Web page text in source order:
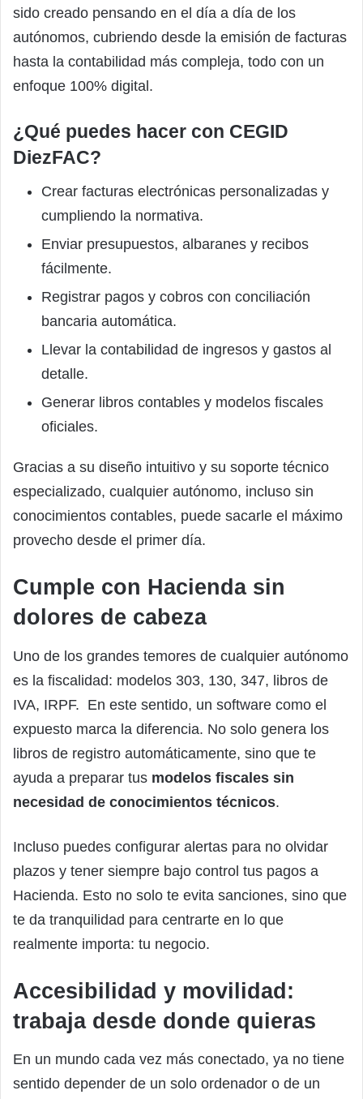
sido creado pensando en el día a día de los
autónomos, cubriendo desde la emisión de facturas
hasta la contabilidad más compleja, todo con un
enfoque 100% digital.
¿Qué puedes hacer con CEGID
DiezFAC?
Crear facturas electrónicas personalizadas y
cumpliendo la normativa.
Enviar presupuestos, albaranes y recibos
fácilmente.
Registrar pagos y cobros con conciliación
bancaria automática.
Llevar la contabilidad de ingresos y gastos al
detalle.
Generar libros contables y modelos fiscales
oficiales.
Gracias a su diseño intuitivo y su soporte técnico
especializado, cualquier autónomo, incluso sin
conocimientos contables, puede sacarle el máximo
provecho desde el primer día.
Cumple con Hacienda sin
dolores de cabeza
Uno de los grandes temores de cualquier autónomo
es la fiscalidad: modelos 303, 130, 347, libros de
IVA, IRPF. En este sentido, un software como el
expuesto marca la diferencia. No solo genera los
libros de registro automáticamente, sino que te
ayuda a preparar tus modelos fiscales sin
necesidad de conocimientos técnicos.
Incluso puedes configurar alertas para no olvidar
plazos y tener siempre bajo control tus pagos a
Hacienda. Esto no solo te evita sanciones, sino que
te da tranquilidad para centrarte en lo que
realmente importa: tu negocio.
Accesibilidad y movilidad:
trabaja desde donde quieras
En un mundo cada vez más conectado, ya no tiene
sentido depender de un solo ordenador o de un